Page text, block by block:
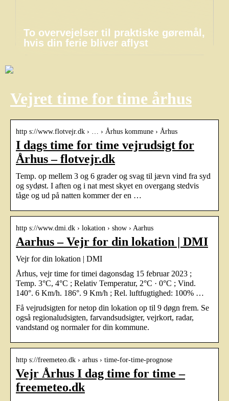
To overvejelser til praktiske gøremål,
hvis din ferie bliver aflyst
Vejret time for time århus
http s://www.flotvejr.dk › … › Århus kommune › Århus
I dags time for time vejrudsigt for
Århus – flotvejr.dk
Temp. op mellem 3 og 6 grader og svag til jævn vind fra syd
og sydøst. I aften og i nat mest skyet en overgang stedvis
tåge og ud på natten kommer der en …
http s://www.dmi.dk › lokation › show › Aarhus
Aarhus – Vejr for din lokation | DMI
Vejr for din lokation | DMI
Århus, vejr time for timei dagonsdag 15 februar 2023 ;
Temp. 3°C, 4°C ; Relativ Temperatur, 2°C · 0°C ; Vind.
140°. 6 Km/h. 186°. 9 Km/h ; Rel. luftfugtighed: 100% …
Få vejrudsigten for netop din lokation op til 9 døgn frem. Se
også regionaludsigten, farvandsudsigter, vejrkort, radar,
vandstand og normaler for din kommune.
http s://freemeteo.dk › arhus › time-for-time-prognose
Vejr Århus I dag time for time –
freemeteo.dk